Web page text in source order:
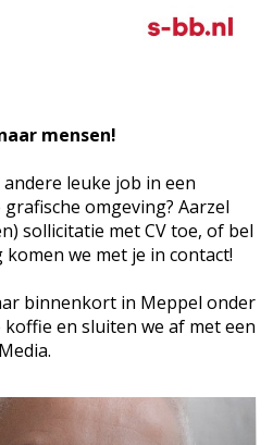
mensen!
leuke job in een
omgeving? Aarzel
sollicitatie met CV toe, of bel
we met je in contact!
binnenkort in Meppel onder
en sluiten we af met een